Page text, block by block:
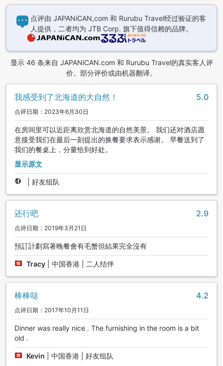
点评由 JAPANiCAN,com 和 Rurubu Travel经过验证的客
人提供，二者均为 JTB Corp. 旗下值得信赖的品牌。
显示 46 条来自 JAPANiCAN.com 和 Rurubu Travel的真实客人评
价。部分评价或由机器翻译。
我感受到了北海道的大自然！ 5.0
点评日期：2023年6月30日
在房间里可以近距离欣赏北海道的自然美景。 我们还对酒店愿
意接受我们在最后一刻提出的换餐要求表示感谢。 早餐送到了
我们的餐桌上，分量恰到好处。
显示原文
好友组队
还行吧 2.9
点评日期：2019年3月21日
預訂計劃寫著晚餐會有毛蟹但結果完全沒有
Tracy 中国香港 | 二人结伴
棒棒哒 4.2
点评日期：2017年10月11日
Dinner was really nice . The furnishing in the room is a bit
old .
Kevin 中国香港 | 好友组队